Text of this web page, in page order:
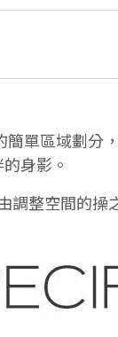
單區域劃分
身影。
調整空間的操